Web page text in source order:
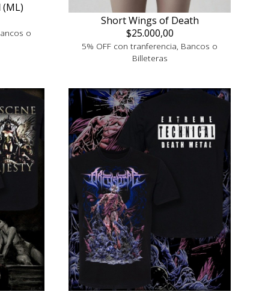
(ML)
o
Short Wings of Death
$25.000,00
5% OFF con tranferencia, Bancos o
Billeteras